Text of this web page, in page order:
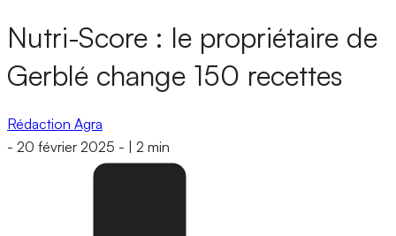
Nutri-Score : le propriétaire de
Gerblé change 150 recettes
Rédaction Agra
- 20 février 2025 - 2 min